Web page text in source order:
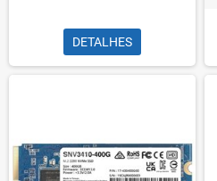
DETALHES